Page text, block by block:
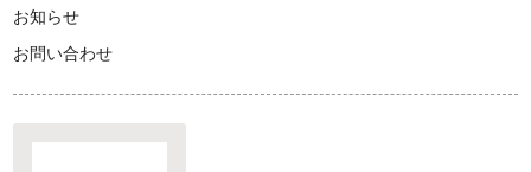
お知らせ
お問い合わせ